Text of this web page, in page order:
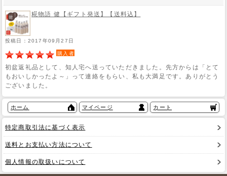
糀物語 健【ギフト発送】【送料込】
投稿日：2017年09月27日
購入者
初盆返礼品として、知人宅へ送っていただきました。先方からは「とて
もおいしかったよ～」って連絡をもらい、私も大満足です。ありがとう
ございました。
ホーム マイページ カート
特定商取引法に基づく表示
送料とお支払い方法について
個人情報の取扱いについて